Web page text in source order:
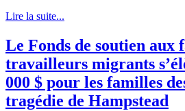
Lire la suite...
Le Fonds de soutien aux
travailleurs migrants
000 $ pour les familles
tragédie de Hampstead